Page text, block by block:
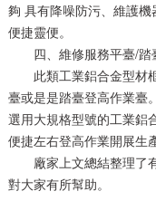
夠 具有降噪防污、維護機
便捷靈便。
四、維修服務平臺/踏
此類工業鋁合金型材
臺或是是踏臺登高作業臺
選用大規格型號的工業鋁
便捷左右登高作業開展生
廠家上文總結整理了有
對大家有所幫助。